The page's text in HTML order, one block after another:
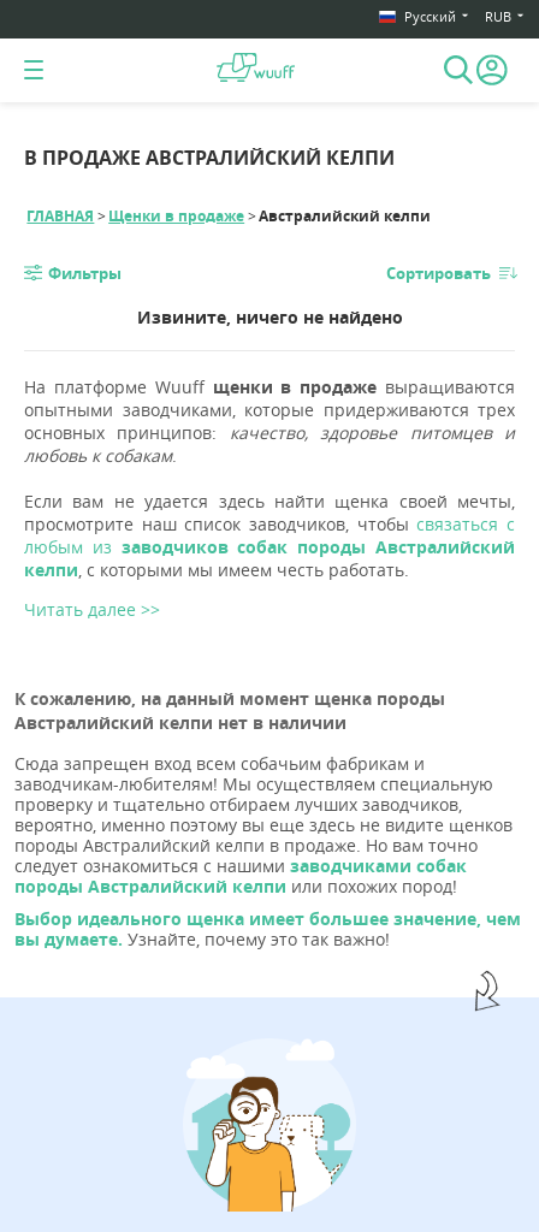
Русский RUB
В ПРОДАЖЕ АВСТРАЛИЙСКИЙ КЕЛПИ
ГЛАВНАЯ Щенки в продаже Австралийский келпи
Фильтры Сортировать
Извините, ничего не найдено
На платформе Wuuff щенки в продаже выращиваются
опытными заводчиками, которые придерживаются трех
основных принципов: качество, здоровье питомцев и
любовь к собакам.
Если вам не удается здесь найти щенка своей мечты,
просмотрите наш список заводчиков, чтобысвязаться с
любым из заводчиков собак породы Австралийский
келпи, с которыми мы имеем честь работать.
Читать далее >>
К сожалению, на данный момент щенка породы
Австралийский келпи нет в наличии
Сюда запрещен вход всем собачьим фабрикам и
заводчикам-любителям! Мы осуществляем специальную
проверку и тщательно отбираем лучших заводчиков,
вероятно, именно поэтому вы еще здесь не видите щенков
породы Австралийский келпи в продаже. Но вам точно
следует ознакомиться с нашими заводчиками собак
породы Австралийский келпи или похожих пород!
Выбор идеального щенка имеет большее значение, чем
вы думаете. Узнайте, почему это так важно!